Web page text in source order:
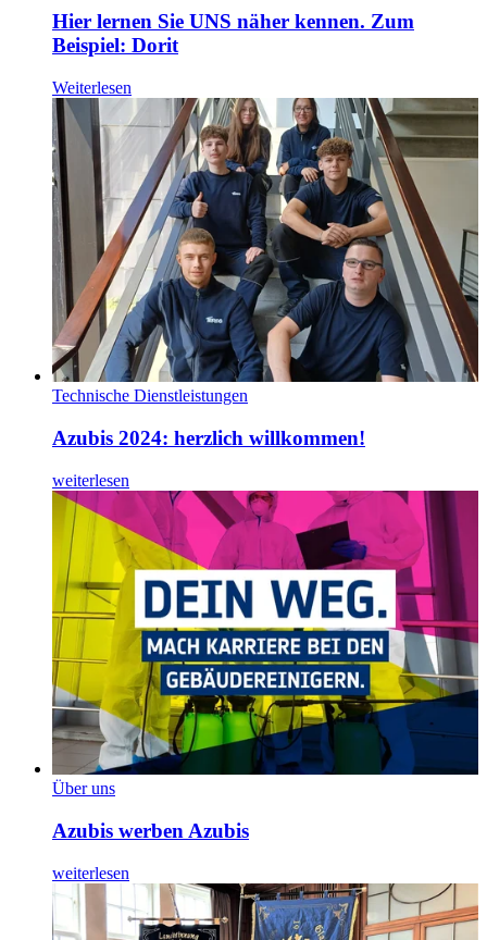
Hier lernen Sie UNS näher kennen. Zum
Beispiel: Dorit
Weiterlesen
Technische Dienstleistungen
Azubis 2024: herzlich willkommen!
weiterlesen
Über uns
Azubis werben Azubis
weiterlesen